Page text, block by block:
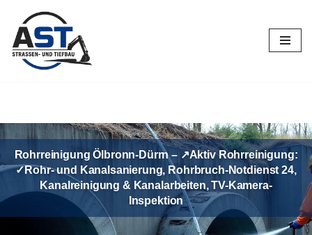
Zum
Inhalt
springen
Rohrreinigung Ölbronn-Dürrn – ↗️Aktiv Rohrreinigung:
✓Rohr- und Kanalsanierung, Rohrbruch-Notdienst 24,
Kanalreinigung & Kanalarbeiten, TV-Kamera-
Inspektion